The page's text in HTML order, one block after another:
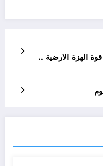
الهزة الارضية ..